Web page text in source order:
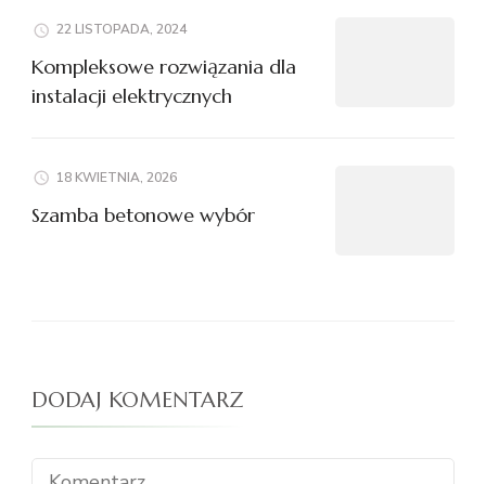
22 LISTOPADA, 2024
Kompleksowe rozwiązania dla
instalacji elektrycznych
18 KWIETNIA, 2026
Szamba betonowe wybór
DODAJ KOMENTARZ